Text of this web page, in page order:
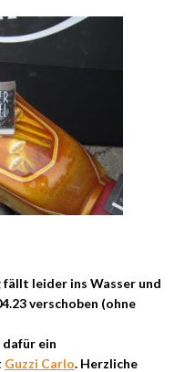
leider ins Wasser und
verschoben (ohne
dafür ein
Guzzi Carlo. Herzliche